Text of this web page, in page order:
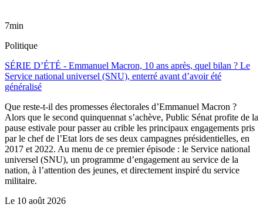
7min
Politique
SÉRIE D’ÉTÉ - Emmanuel Macron, 10 ans après, quel bilan ? Le
Service national universel (SNU), enterré avant d’avoir été
généralisé
Que reste-t-il des promesses électorales d’Emmanuel Macron ?
Alors que le second quinquennat s’achève, Public Sénat profite de la
pause estivale pour passer au crible les principaux engagements pris
par le chef de l’Etat lors de ses deux campagnes présidentielles, en
2017 et 2022. Au menu de ce premier épisode : le Service national
universel (SNU), un programme d’engagement au service de la
nation, à l’attention des jeunes, et directement inspiré du service
militaire.
Le 10 août 2026